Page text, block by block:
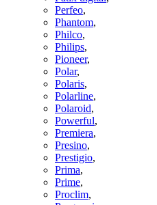
Perfeo,
Phantom,
Philco,
Philips,
Pioneer,
Polar,
Polaris,
Polarline,
Polaroid,
Powerful,
Premiera,
Presino,
Prestigio,
Prima,
Prime,
Proclim,